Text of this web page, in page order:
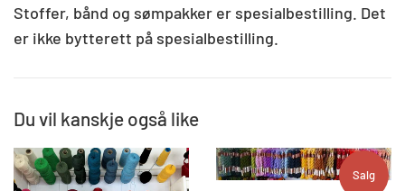
Stoffer, bånd og sømpakker er spesialbestilling. Det
er ikke bytterett på spesialbestilling.
Du vil kanskje også like
Salg